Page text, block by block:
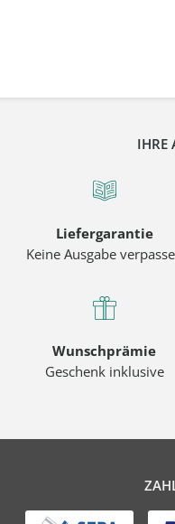
IHRE
Liefergarantie
Keine Ausgabe
Wunschprämie
Geschenk inklusive